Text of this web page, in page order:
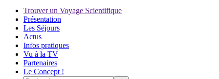
Trouver un Voyage Scientifique
Présentation
Les Séjours
Actus
Infos pratiques
Vu à la TV
Partenaires
Le Concept !